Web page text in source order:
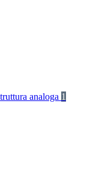
analoga 1